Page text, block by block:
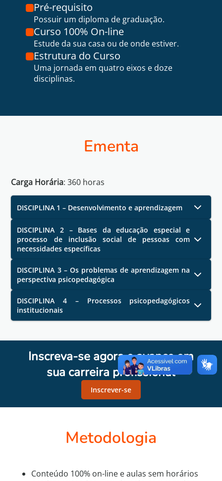
Pré-requisito
Possuir um diploma de graduação.
Curso 100% On-line
Estude da sua casa ou de onde estiver.
Estrutura do Curso
Uma jornada em quatro eixos e doze
disciplinas.
Ementa
Carga Horária:360 horas
DISCIPLINA 1 – Desenvolvimento e aprendizagem
DISCIPLINA 2 – Bases da educação especial e
processo de inclusão social de pessoas com
necessidades específicas
DISCIPLINA 3 – Os problemas de aprendizagem na
perspectiva psicopedagógica
DISCIPLINA 4 – Processos psicopedagógicos
institucionais
Inscreva-se agora e avance em
sua carreira profissional
Inscrever-se
Metodologia
Conteúdo 100% on-line e aulas sem horários